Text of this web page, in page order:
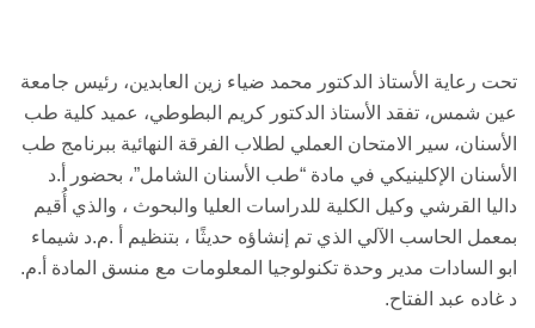
تحت رعاية الأستاذ الدكتور محمد ضياء زين العابدين، رئيس جامعة
عين شمس، تفقد الأستاذ الدكتور كريم البطوطي، عميد كلية طب
الأسنان، سير الامتحان العملي لطلاب الفرقة النهائية ببرنامج طب
الأسنان الإكلينيكي في مادة “طب الأسنان الشامل”، بحضور أ.د
داليا القرشي وكيل الكلية للدراسات العليا والبحوث ، والذي أُقيم
بمعمل الحاسب الآلي الذي تم إنشاؤه حديثًا ، بتنظيم أ .م.د شيماء
ابو السادات مدير وحدة تكنولوجيا المعلومات مع منسق المادة أ.م.
د غاده عبد الفتاح.